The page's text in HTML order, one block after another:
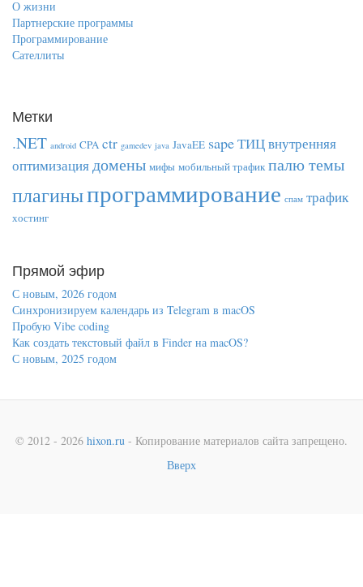
О жизни
Партнерские программы
Программирование
Сателлиты
Метки
.NET android CPA ctr gamedev java JavaEE sapeТИЦвнутренняя
оптимизациядомены мифы мобильный трафик палю темы
плагиныпрограммирование спам трафик
хостинг
Прямой эфир
С новым, 2026 годом
Синхронизируем календарь из Telegram в macOS
Пробую Vibe coding
Как создать текстовый файл в Finder на macOS?
С новым, 2025 годом
© 2012 - 2026 hixon.ru - Копирование материалов сайта запрещено.
Вверх